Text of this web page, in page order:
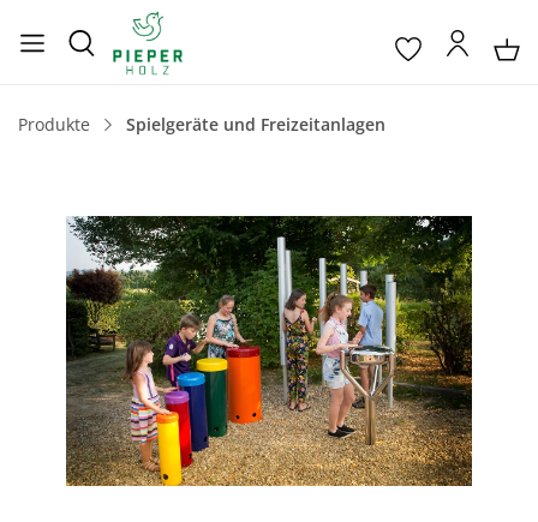
Produkte Spielgeräte und Freizeitanlagen
Bildergalerie überspringen